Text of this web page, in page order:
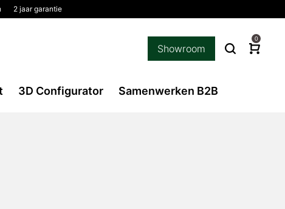
2 jaar garantie
Showroom
0
3D Configurator Samenwerken B2B